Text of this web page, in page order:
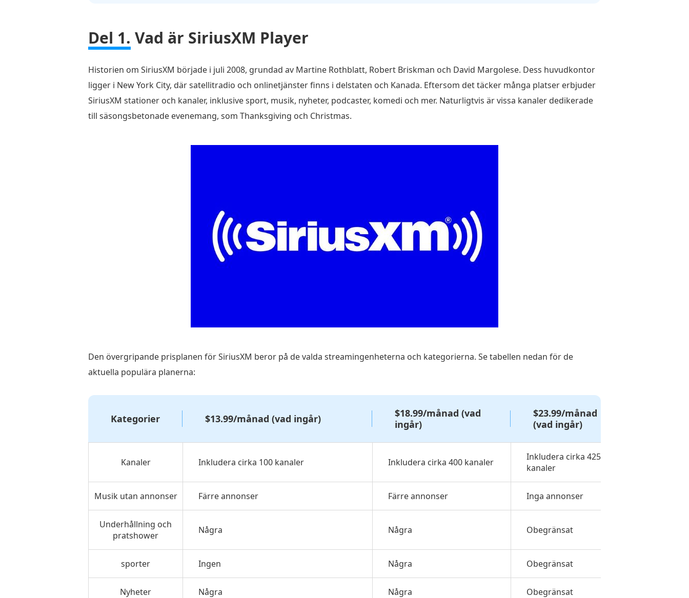
Del 1. Vad är SiriusXM Player
Historien om SiriusXM började i juli 2008, grundad av Martine Rothblatt, Robert Briskman och David Margolese. Dess huvudkontor
ligger i New York City, där satellitradio och onlinetjänster finns i delstaten och Kanada. Eftersom det täcker många platser erbjuder
SiriusXM stationer och kanaler, inklusive sport, musik, nyheter, podcaster, komedi och mer. Naturligtvis är vissa kanaler dedikerade
till säsongsbetonade evenemang, som Thanksgiving och Christmas.
Den övergripande prisplanen för SiriusXM beror på de valda streamingenheterna och kategorierna. Se tabellen nedan för de
aktuella populära planerna:
Kategorier $13.99/månad (vad ingår)
$18.99/månad (vad
ingår)
$23.99/månad
(vad ingår)
Kanaler Inkludera cirka 100 kanaler Inkludera cirka 400 kanaler
Inkludera cirka 425
kanaler
Musik utan annonser Färre annonser Färre annonser Inga annonser
Underhållning och
pratshower
Några Några Obegränsat
sporter Ingen Några Obegränsat
Nyheter Några Några Obegränsat